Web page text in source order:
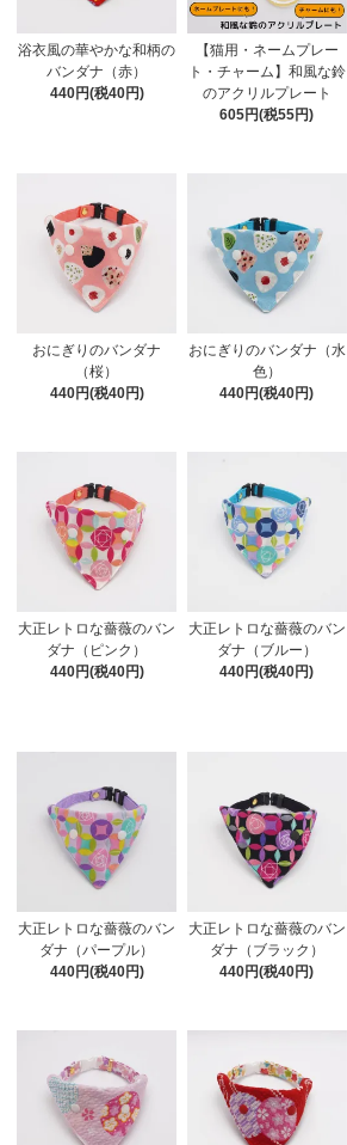
浴衣風の華やかな和柄の
バンダナ（赤）
440円(税40円)
【猫用・ネームプレー
ト・チャーム】和風な鈴
のアクリルプレート
605円(税55円)
おにぎりのバンダナ
（桜）
440円(税40円)
おにぎりのバンダナ（水
色）
440円(税40円)
大正レトロな薔薇のバン
ダナ（ピンク）
440円(税40円)
大正レトロな薔薇のバン
ダナ（ブルー）
440円(税40円)
大正レトロな薔薇のバン
ダナ（パープル）
440円(税40円)
大正レトロな薔薇のバン
ダナ（ブラック）
440円(税40円)